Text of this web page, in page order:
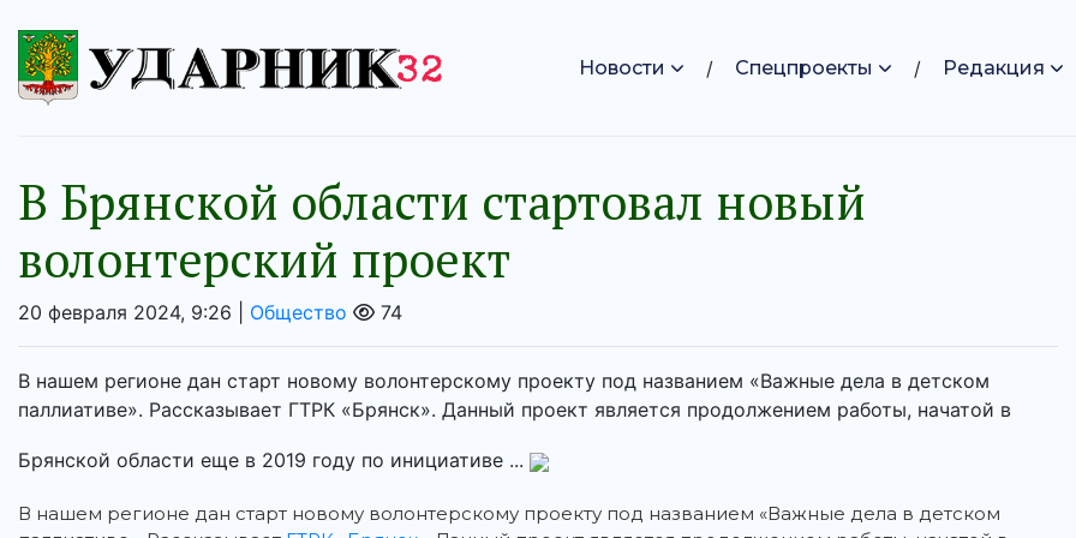
Новости Спецпроекты Редакция
В Брянской области стартовал новый
волонтерский проект
20 февраля 2024, 9:26 | Общество 74
В нашем регионе дан старт новому волонтерскому проекту под названием «Важные дела в детском
паллиативе». Рассказывает ГТРК «Брянск». Данный проект является продолжением работы, начатой в
Брянской области еще в 2019 году по инициативе ...
В нашем регионе дан старт новому волонтерскому проекту под названием «Важные дела в детском